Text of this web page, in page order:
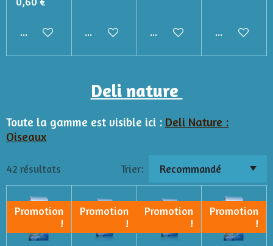
Ajouter au panierAjouter au panierAjouter au panierM'avertir si
Deli nature
Toute la gamme est visible ici : Deli Nature :
Oiseaux
42 résultats Trier:
Promotion
!
Promotion
!
Promotion
!
Promotion
!